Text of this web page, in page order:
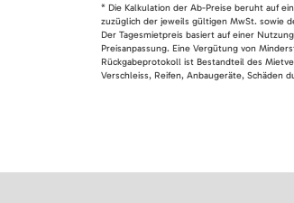
* Die Kalkulation der Ab-Preise beruht auf
zuzüglich der jeweils gültigen MwSt. sowie
Der Tagesmietpreis basiert auf einer
Preisanpassung. Eine Vergütung von
Rückgabeprotokoll ist Bestandteil des
Verschleiss, Reifen, Anbaugeräte, Schäden